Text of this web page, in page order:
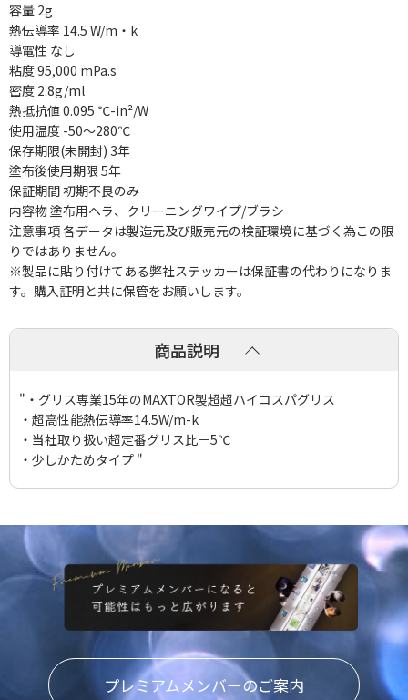
容量 2g
熱伝導率 14.5 W/m・k
導電性 なし
粘度 95,000 mPa.s
密度 2.8g/ml
熱抵抗値 0.095 ℃-in²/W
使用温度 -50～280℃
保存期限(未開封) 3年
塗布後使用期限 5年
保証期間 初期不良のみ
内容物 塗布用ヘラ、クリーニングワイプ/ブラシ
注意事項 各データは製造元及び販売元の検証環境に基づく為この限
りではありません。
※製品に貼り付けてある弊社ステッカーは保証書の代わりになりま
す。購入証明と共に保管をお願いします。
商品説明
"・グリス専業15年のMAXTOR製超超ハイコスパグリス
・超高性能熱伝導率14.5W/m-k
・当社取り扱い超定番グリス比－5℃
・少しかためタイプ "
プレミアムメンバーのご案内